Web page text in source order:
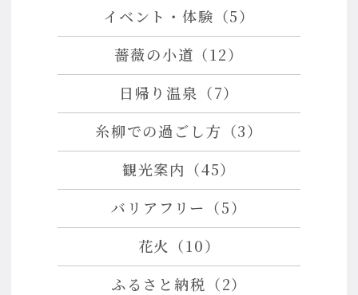
イベント・体験（5）
薔薇の小道（12）
日帰り温泉（7）
糸柳での過ごし方（3）
観光案内（45）
バリアフリー（5）
花火（10）
ふるさと納税（2）